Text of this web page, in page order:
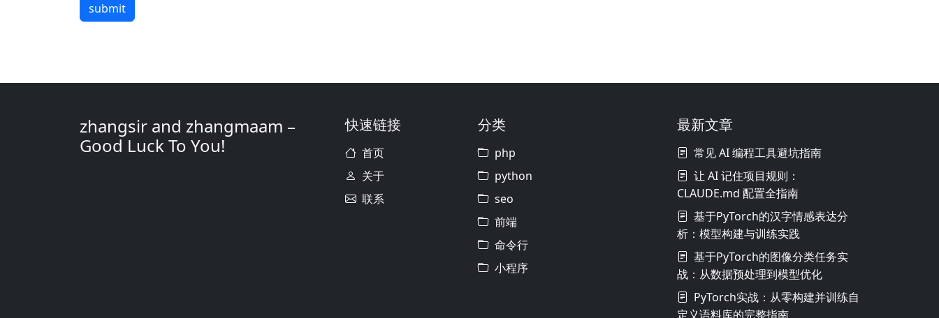
submit
zhangsir and zhangmaam –
Good Luck To You!
快速链接
首页
关于
联系
分类
php
python
seo
前端
命令行
小程序
最新文章
常见 AI 编程工具避坑指南
让 AI 记住项目规则：
CLAUDE.md 配置全指南
基于PyTorch的汉字情感表达分
析：模型构建与训练实践
基于PyTorch的图像分类任务实
战：从数据预处理到模型优化
PyTorch实战：从零构建并训练自
定义语料库的完整指南